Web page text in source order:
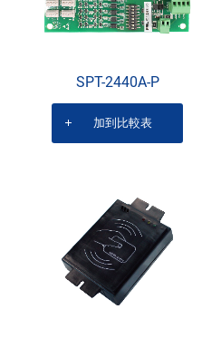
SPT-2440A-P
加到比較表